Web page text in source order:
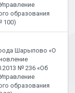
образования
100)
Шарыпово «О
№ 236 «Об
образования